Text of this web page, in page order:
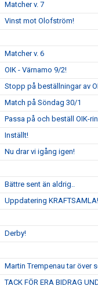
Matcher v. 7
Vinst mot Olofström!
Matcher v. 6
OIK - Värnamo 9/2!
Stopp på beställningar av
Match på Söndag 30/1
Passa på och beställ OIK-
Inställt!
Nu drar vi igång igen!
Bättre sent än aldrig..
Uppdatering KRAFTSAMLA!
Derby!
Martin Trempenau tar över
TACK FÖR ERA BIDRAG